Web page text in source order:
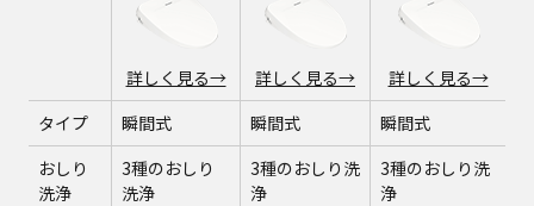
詳しく見る→ 詳しく見る→
詳しく見る→
タイプ
瞬間式 瞬間式
瞬間式
おしり
洗浄
3種のおしり
洗浄
3種のおしり洗
浄
3種のおしり洗
浄